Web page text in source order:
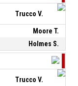
Trucco V.
Moore T.
Holmes S.
Trucco V.